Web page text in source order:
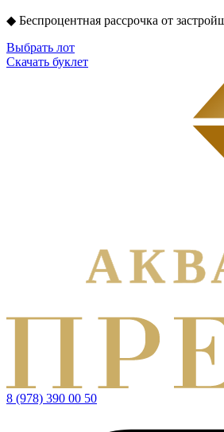
◆ Беспроцентная рассрочка от
Выбрать лот
Скачать буклет
8 (978) 390 00 50